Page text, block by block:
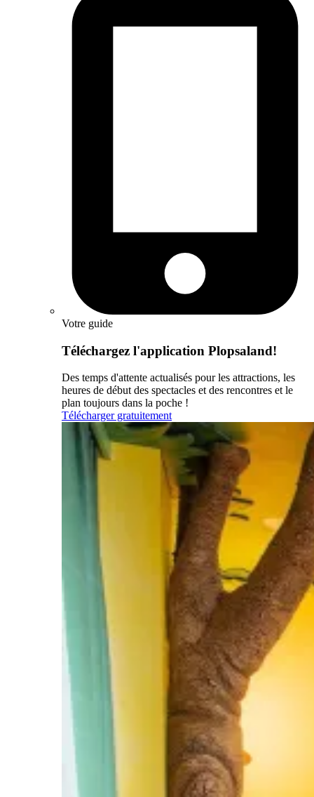
Votre guide
Téléchargez l'application Plopsaland!
Des temps d'attente actualisés pour les attractions, les
heures de début des spectacles et des rencontres et le
plan toujours dans la poche !
Télécharger gratuitement